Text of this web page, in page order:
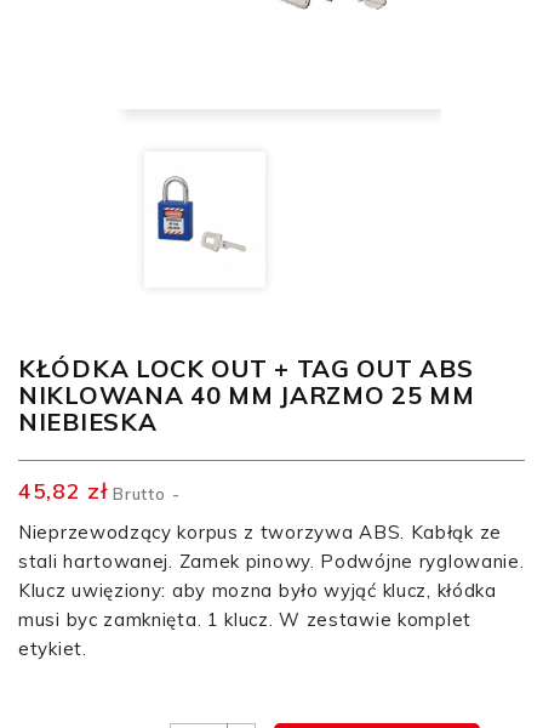
KŁÓDKA LOCK OUT + TAG OUT ABS
NIKLOWANA 40 MM JARZMO 25 MM
NIEBIESKA
45,82 zł Brutto
Nieprzewodzący korpus z tworzywa ABS. Kabłąk ze
stali hartowanej. Zamek pinowy. Podwójne ryglowanie.
Klucz uwięziony: aby mozna było wyjąć klucz, kłódka
musi byc zamknięta. 1 klucz. W zestawie komplet
etykiet.